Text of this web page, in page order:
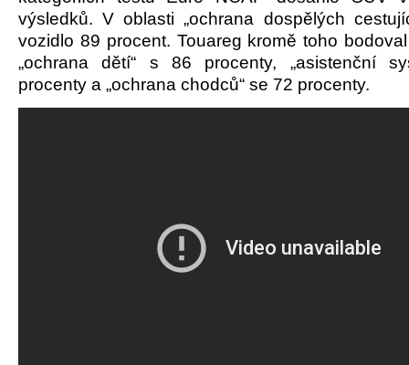
výsledků. V oblasti „ochrana dospělých
vozidlo 89 procent. Touareg kromě toho
„ochrana dětí“ s 86 procenty, „asistenční
procenty a „ochrana chodců“ se 72 procenty.